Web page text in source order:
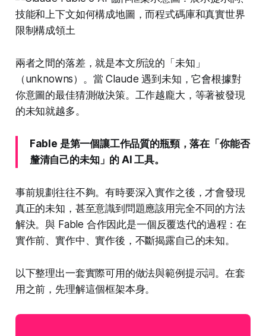
兩者之間的落差，就是本文所說的「未知」
（unknowns）。當 Claude 遇到未知，它會根據對
你意圖的最佳猜測做決策。工作越龐大，等著被發現
的未知就越多。
Fable 是第一個讓工作品質的瓶頸，落在「你能否
釐清自己的未知」的 AI 工具。
事前規劃往往不夠。有時要深入實作之後，才會發現
真正的未知，甚至意識到問題應該用完全不同的方法
解決。與 Fable 合作因此是一個反覆迭代的過程：在
實作前、實作中、實作後，不斷揭露自己的未知。
以下整理出一套實際可用的做法與範例提示詞。在套
用之前，先理解這個框架本身。